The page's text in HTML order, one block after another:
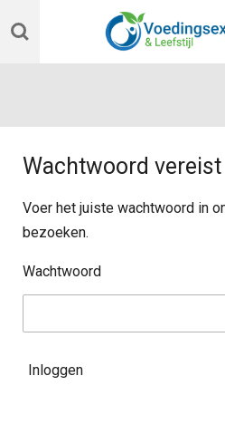
Ga
direct
Wachtwoord vereist
Voer het juiste wachtwoord in
bezoeken.
Wachtwoord
Inloggen